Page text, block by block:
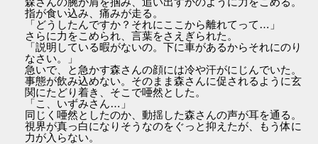
指が食い込み、痛みが走る。
「どうしたんですか？それにここから離れてって…」
さらに力をこめられ、言葉をさえぎられた。
「説明している暇がないの。下に車があるからそれにのり
なさい。」
急いで、と急かす森さんの顔には冷や汗がにじんでいた。
事態が飲み込めない。そのまま森さんに促されるように玄
関にたどり着き、そこで唖然とした。
「こ、いずみさん…」
同じく唖然としたのか、動揺した森さんの声が耳を通る。
視界が真っ白になりそうなのをぐっと抑えたが、もう体に
力が入らない。